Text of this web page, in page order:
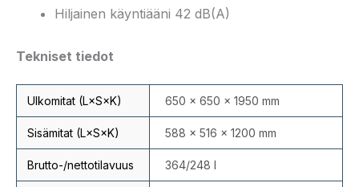
Hiljainen käyntiääni 42 dB(A)
Tekniset tiedot
Ulkomitat (L×S×K) 650 × 650 × 1950 mm
Sisämitat (L×S×K) 588 × 516 × 1200 mm
Brutto-/nettotilavuus 364/248 l